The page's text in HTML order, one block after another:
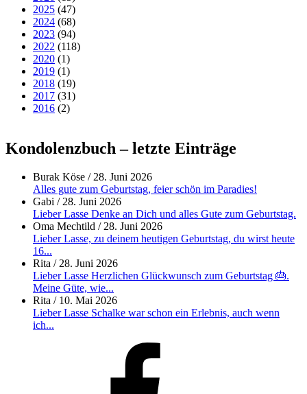
2025 (47)
2024 (68)
2023 (94)
2022 (118)
2020 (1)
2019 (1)
2018 (19)
2017 (31)
2016 (2)
Kondolenzbuch – letzte Einträge
Burak Köse /28. Juni 2026
Alles gute zum Geburtstag, feier schön im Paradies!
Gabi /28. Juni 2026
Lieber Lasse Denke an Dich und alles Gute zum Geburtstag.
Oma Mechtild /28. Juni 2026
Lieber Lasse, zu deinem heutigen Geburtstag, du wirst heute
16...
Rita /28. Juni 2026
Lieber Lasse Herzlichen Glückwunsch zum Geburtstag 🎂.
Meine Güte, wie...
Rita / 10. Mai 2026
Lieber Lasse Schalke war schon ein Erlebnis, auch wenn
ich...